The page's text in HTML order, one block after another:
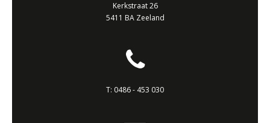
Kerkstraat 26
5411 BA Zeeland
T: 0486 - 453 030